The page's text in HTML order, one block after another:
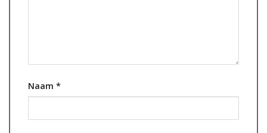
Naam *